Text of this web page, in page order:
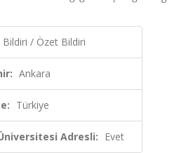
Bildiri / Özet Bildiri
Ankara
Türkiye
Adresli: Evet